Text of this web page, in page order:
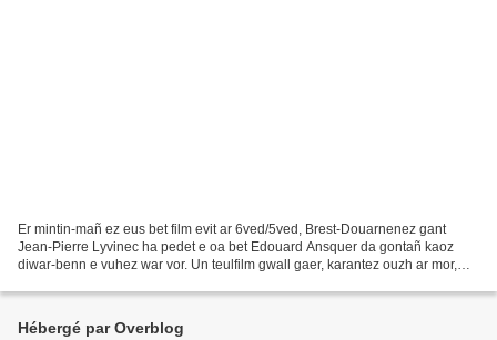
Er mintin-mañ ez eus bet film evit ar 6ved/5ved, Brest-Douarnenez gant
Jean-Pierre Lyvinec ha pedet e oa bet Edouard Ansquer da gontañ kaoz
diwar-benn e vuhez war vor. Un teulfilm gwall gaer, karantez ouzh ar mor,
Hébergé par Overblog